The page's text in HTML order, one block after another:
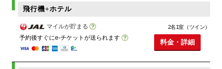
飛行機+ホテル
マイルが貯まる
予約後すぐにe-チケットが送られます
2名1室（ツイン）
料金・詳細